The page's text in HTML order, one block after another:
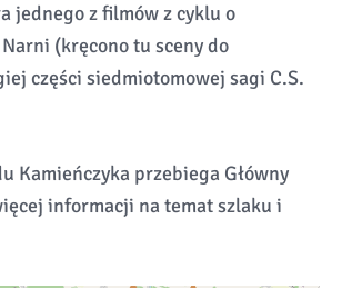
jednego z filmów z cyklu o
(kręcono tu sceny do
części siedmiotomowej sagi C.S.
Kamieńczyka przebiega Główny
informacji na temat szlaku i